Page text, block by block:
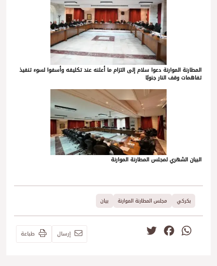
المطارنة الموارنة دعوا سلام إلى التزام ما أعلنه عند تكليفه وأسفوا لسوء تنفيذ
تفاهمات وقف النار جنوبًا
البيان الشهري لمجلس المطارنة الموارنة
بكركي مجلس المطارنة الموارنة بيان
WhatsApp
Facebook إرسال طباعة